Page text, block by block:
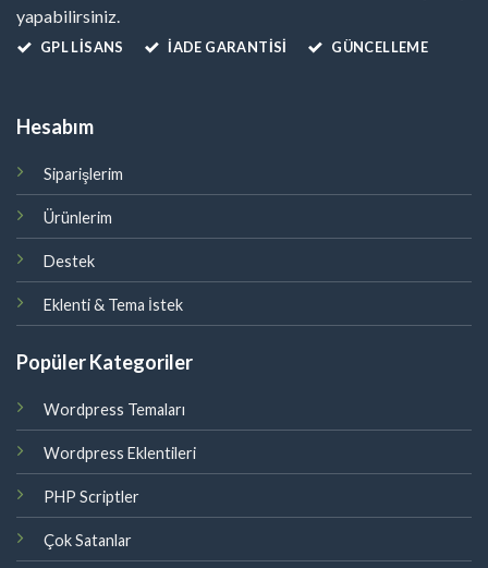
yapabilirsiniz.
GPL LISANS İADE GARANTİSİ GÜNCELLEME
Hesabım
Siparişlerim
Ürünlerim
Destek
Eklenti & Tema İstek
Popüler Kategoriler
Wordpress Temaları
Wordpress Eklentileri
PHP Scriptler
Çok Satanlar